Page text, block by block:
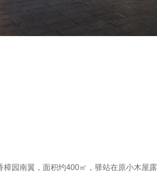
樟园南翼，面积约400㎡，驿站在原小木屋露